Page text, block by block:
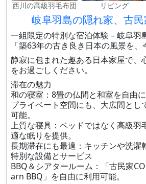
西川の高級羽毛布団 リビング
岐阜羽島の隠れ家、古民
一組限定の特別な宿泊体験 – 岐阜羽
「築63年の古き良き日本の風景を、
静寂に包まれた趣ある日本家屋で、
をお過ごしください。
滞在の魅力
和の寝室：8畳の仏間と和室を自由
プライベート空間にも、大広間とし
可能。
上質な寝具：ベッドではなく高級羽
適な眠りを提供。
長期滞在にも最適：キッチンや洗濯
特別な設備とサービス
BBQ＆シアタールーム：「古民家
arn BBQ」を自由に利用可能。